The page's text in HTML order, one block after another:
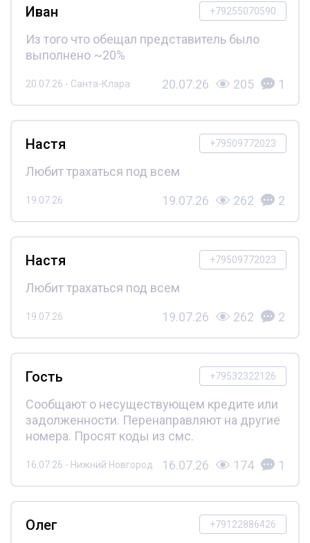
+79255070590
Иван
Из того что обещал представитель было
выполнено ~20%
20.07.26 - Санта-Клара 20.07.26 205 1
+79509772023
Настя
Любит трахаться под всем
19.07.26 19.07.26 262 2
+79509772023
Настя
Любит трахаться под всем
19.07.26 19.07.26 262 2
+79532322126
Гость
Сообщают о несуществующем кредите или
задолженности. Перенаправляют на другие
номера. Просят коды из смс.
16.07.26 - Нижний Новгород 16.07.26 174 1
+79122886426
Олег